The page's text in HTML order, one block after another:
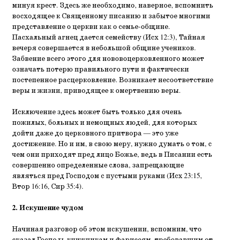
минуя крест. Здесь же необходимо, наверное, вспомнить
восходящее к Священному писанию и забытое многими
представление о церкви как о семье-общине.
Пасхальный агнец дается семейству (Исх 12:3), Тайная
вечеря совершается в небольшой общине учеников.
Забвение всего этого для нововоцерковленного может
означать потерю правильного пути и фактически
постепенное расцерковление. Возникает несоответствие
веры и жизни, приводящее к омертвению веры.
Исключение здесь может быть только для очень
пожилых, больных и немощных людей, для которых
дойти даже до церковного притвора — это уже
достижение. Но и им, в свою меру, нужно думать о том, с
чем они приходят пред лицо Божье, ведь в Писании есть
совершенно определенные слова, запрещающие
являться пред Господом с пустыми руками (Исх 23:15,
Втор 16:16, Сир 35:4).
2. Искушение чудом
Начиная разговор об этом искушении, вспомним, что